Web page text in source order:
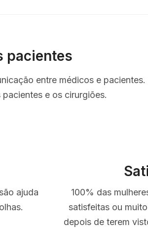
pacientes
entre médicos e pacientes.
e os cirurgiões.
ajuda
100% das
satisfeitas ou
depois de terem